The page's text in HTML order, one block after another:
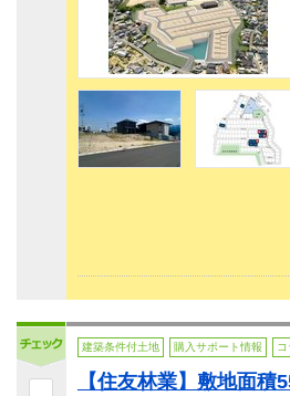
建築条件付土地 購入サポート情報 コ
【住友林業】敷地面積